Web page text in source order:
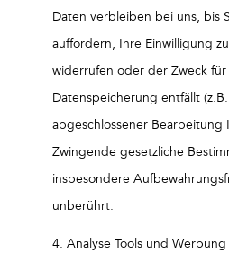
Daten verbleiben bei uns, bis
auffordern, Ihre Einwilligung
widerrufen oder der Zweck für
Datenspeicherung entfällt
abgeschlossener Bearbeitung
Zwingende gesetzliche
insbesondere
unberührt.
4. Analyse Tools und Werbung